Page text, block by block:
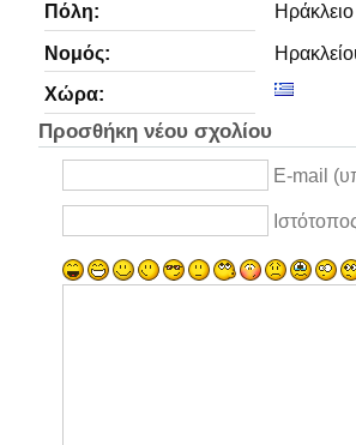
Πόλη: Ηράκλειο
Νομός:
Χώρα:
Προσθήκη νέου σχολίου
E-mail